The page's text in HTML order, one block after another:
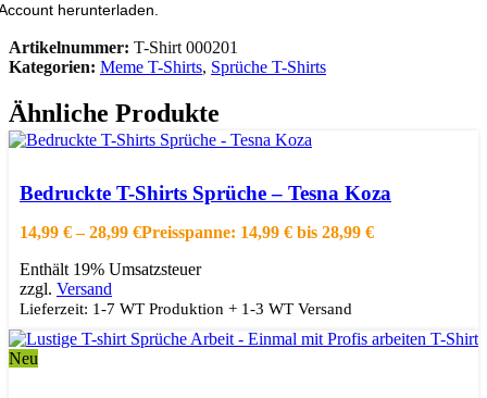
herunterladen.
Artikelnummer: T-Shirt 000201
Kategorien: Meme T-Shirts, Sprüche T-Shirts
Ähnliche Produkte
Schnellansicht
Bedruckte T-Shirts Sprüche – Tesna Koza
14,99 € –28,99 €Preisspanne: 14,99 € bis 28,99 €
Enthält 19% Umsatzsteuer
zzgl. Versand
Lieferzeit: 1-7 WT Produktion + 1-3 WT Versand
Neu